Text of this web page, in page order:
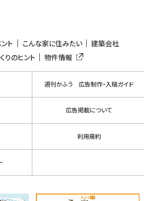
ト こんな家に住みたい
建築会社
りのヒント
物件情報
週刊かふう 広告制作・入稿ガイド
広告掲載について
利用規約